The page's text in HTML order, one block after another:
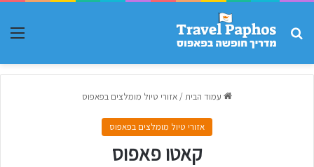
חפש עבור
עמוד הבית/ אזורי טיול מומלצים בפאפוס
אזורי טיול מומלצים בפאפוס
קאטו פאפוס